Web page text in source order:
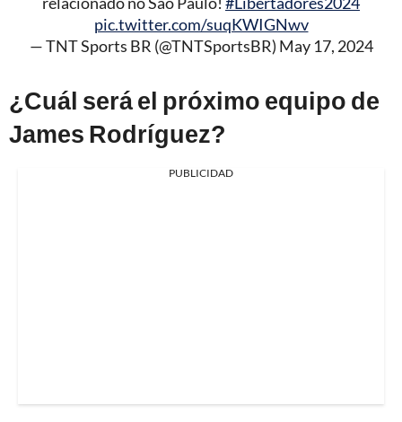
pic.twitter.com/suqKWIGNwv
— TNT Sports BR (@TNTSportsBR) May 17, 2024
¿Cuál será el próximo equipo de
James Rodríguez?
PUBLICIDAD